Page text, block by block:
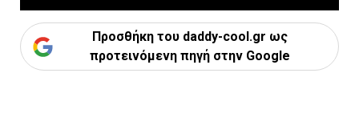
Προσθήκη του daddy-cool.gr ως
προτεινόμενη πηγή στην Google